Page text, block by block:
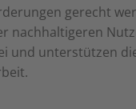
gerecht
nachhaltigeren
und unterstützen